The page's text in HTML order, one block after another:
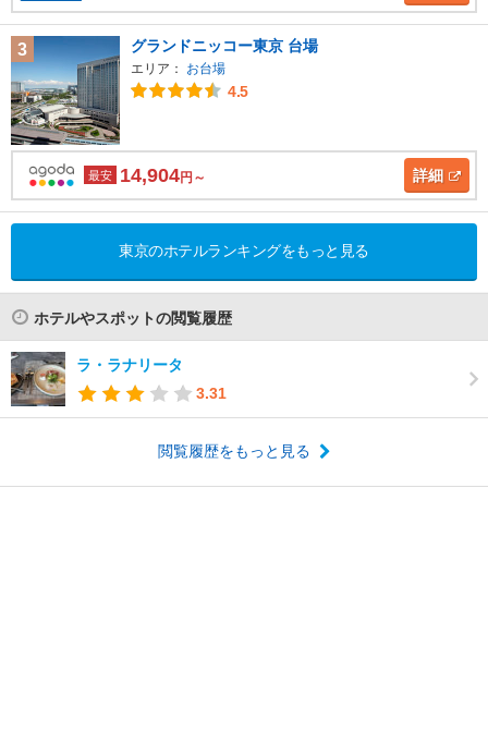
3 グランドニッコー東京 台場
エリア： お台場
4.5
最安 14,904円～ 詳細
東京のホテルランキングをもっと見る
ホテルやスポットの閲覧履歴
ラ・ラナリータ
3.31
閲覧履歴をもっと見る